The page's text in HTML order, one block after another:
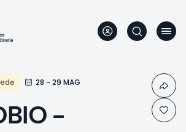
28 - 29 MAG
-